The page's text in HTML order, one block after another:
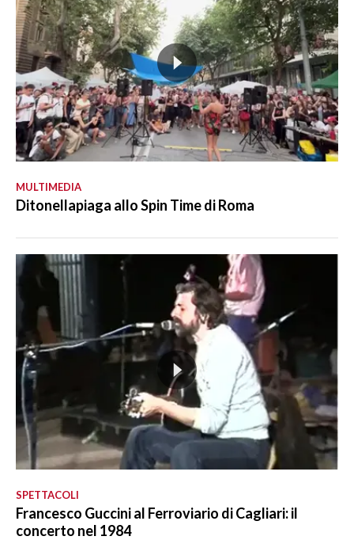
MULTIMEDIA
Ditonellapiaga allo Spin Time di Roma
SPETTACOLI
Francesco Guccini al Ferroviario di Cagliari: il
concerto nel 1984